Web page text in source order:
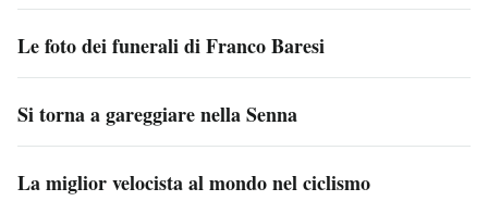
Le foto dei funerali di Franco Baresi
Si torna a gareggiare nella Senna
La miglior velocista al mondo nel ciclismo